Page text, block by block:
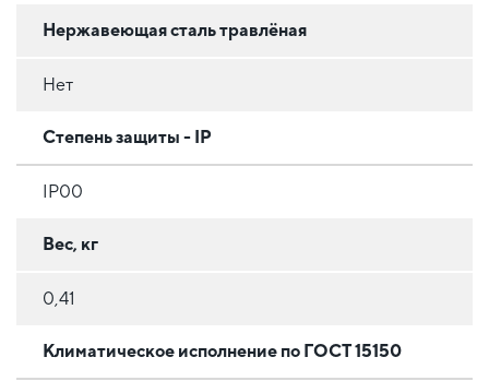
Нержавеющая сталь травлёная
Нет
Степень защиты - IP
IP00
Вес, кг
0,41
Климатическое исполнение по ГОСТ 15150